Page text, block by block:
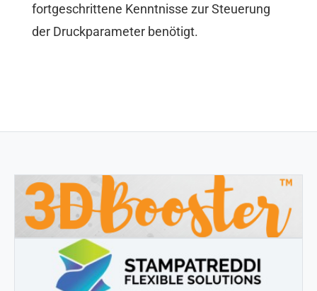
fortgeschrittene Kenntnisse zur Steuerung
der Druckparameter benötigt.
3DBOOSTER
3DBooster - Innovative Produkte für den 3D-Druck